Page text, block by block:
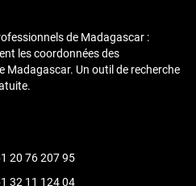
de Madagascar :
les coordonnées des
Madagascar. Un outil de recherche
20 76 207 95
32 11 124 04